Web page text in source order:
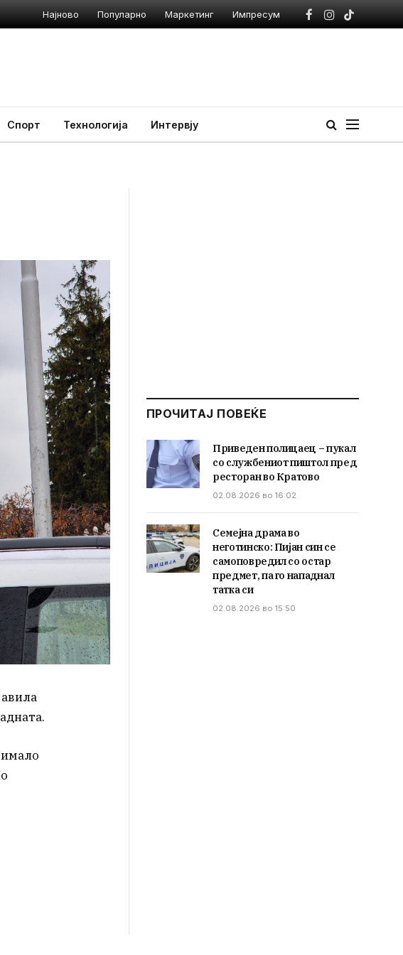
Најново Популарно Маркетинг Импресум
Facebook
Instagram
TikTok
Спорт Технологија Интервју
имало
ПРОЧИТАЈ ПОВЕЌЕ
Приведен полицаец – пукал
со службениот пиштол пред
ресторан во Кратово
02.08.2026 во 16:02
Семејна драма во
неготинско: Пијан син се
самоповредил со остар
предмет, па го нападнал
татка си
02.08.2026 во 15:50